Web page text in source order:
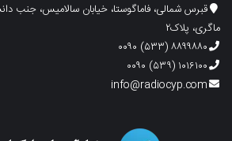
ماگری، پلاک۲
۸۸۹۹۸۸۰ (۵۳۳) ۰۰۹۰
۱۰۱۶۱۰۰ (۵۳۹) ۰۰۹۰
info@radiocyp.com